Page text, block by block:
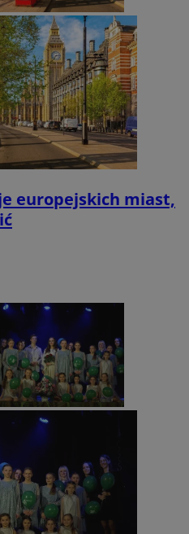
europejskich miast,